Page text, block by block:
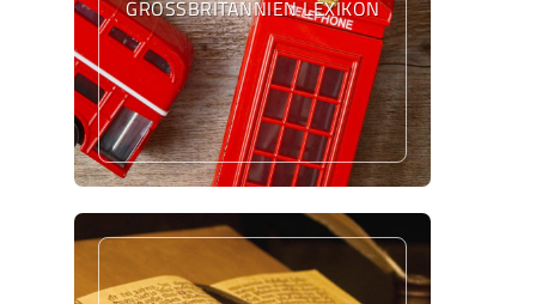
GROSSBRITANNIEN LEXIKON